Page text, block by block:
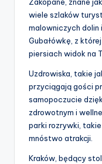
wiele szlaków
malowniczych
Gubałówkę, z
piersiach widok na
Uzdrowiska, takie
przyciągają gości
samopoczucie
zdrowotnym i
parki rozrywki,
mnóstwo atrakcji.
Kraków, będący